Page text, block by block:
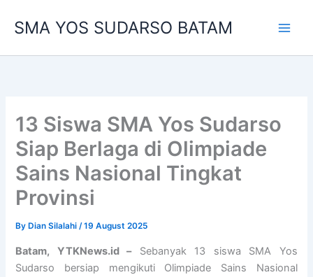
SMA YOS SUDARSO BATAM
13 Siswa SMA Yos Sudarso
Siap Berlaga di Olimpiade
Sains Nasional Tingkat
Provinsi
By Dian Silalahi/19 August 2025
Batam, YTKNews.id –Sebanyak 13 siswa SMA Yos
Sudarso bersiap mengikuti Olimpiade Sains Nasional